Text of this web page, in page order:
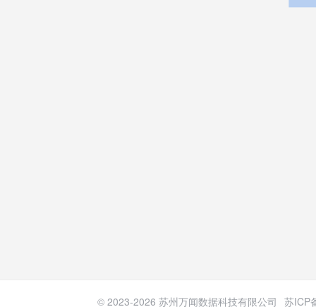
© 2023-2026 苏州万闻数据科技有限公司 苏ICP